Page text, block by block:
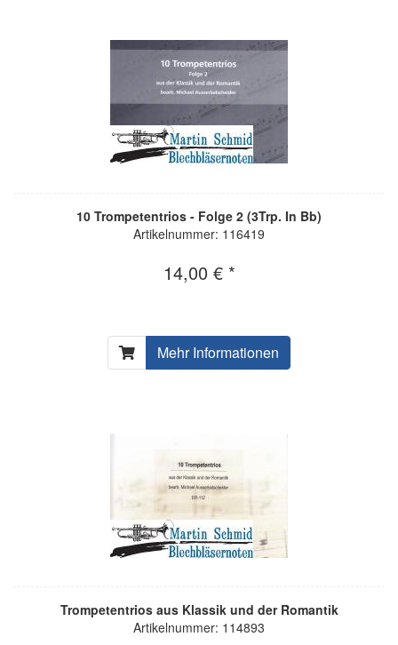
10 Trompetentrios - Folge 2 (3Trp. In Bb)
Artikelnummer: 116419
14,00 € *
Mehr Informationen
Trompetentrios aus Klassik und der Romantik
Artikelnummer: 114893